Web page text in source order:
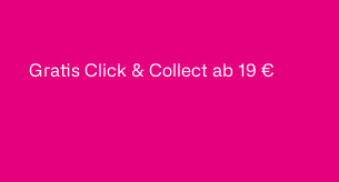
Gratis Click & Collect ab 19 €